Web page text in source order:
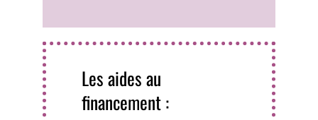
Les aides au
financement :